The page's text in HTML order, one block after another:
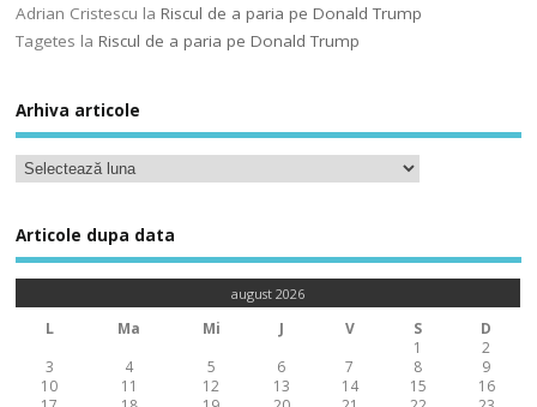
Adrian Cristescu laRiscul de a paria pe Donald Trump
Tagetes laRiscul de a paria pe Donald Trump
Arhiva articole
Articole dupa data
august 2026
L Ma Mi J V S
D
1
2
3
4 5 6 7 8
9
10
11 12 13 14 15
16